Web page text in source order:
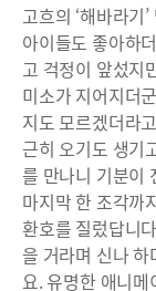
고흐의 ‘해바라기
아이들도 좋아하
고 걱정이 앞섰지
미소가 지어지더
지도 모르겠더라
근히 오기도 생기
를 만나니 기분이
마지막 한 조각까
환호를 질렀답니
을 거라며 신나
요. 유명한 애니메